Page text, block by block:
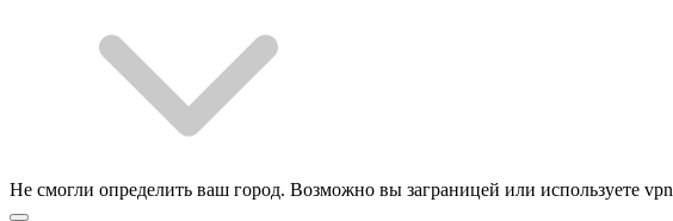
Не смогли определить ваш город. Возможно вы заграницей или используете vpn